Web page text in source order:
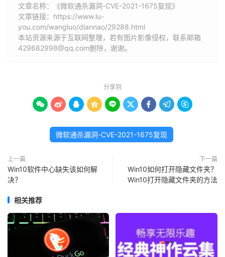
文章名称：《微软通杀漏洞-CVE-2021-1675复现》
文章链接： https://www.lu-
you.com/wangluo/diannao/29288.html
本站资源来源于互联网整理，若有图片影像侵权，联系邮箱
429682998@qq.com删除，谢谢。
分享到
        
微软通杀漏洞-CVE-2021-1675复现
上一篇
Win10软件中心缺失该如何解
决？
下一篇
Win10如何打开隐藏文件夹？
Win10打开隐藏文件夹的方法
相关推荐